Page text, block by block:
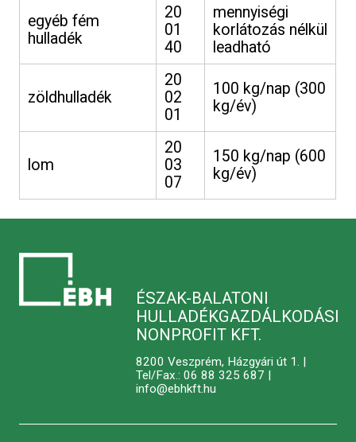
egyéb fém
hulladék
20
01
40
mennyiségi
korlátozás nélkül
leadható
zöldhulladék
20
02
01
100 kg/nap (300
kg/év)
lom
20
03
07
150 kg/nap (600
kg/év)
ÉSZAK-BALATONI
HULLADÉKGAZDÁLKODÁSI
NONPROFIT KFT.
8200 Veszprém, Házgyári út 1. |
Tel/Fax.: 06 88 325 687 |
info@ebhkft.hu